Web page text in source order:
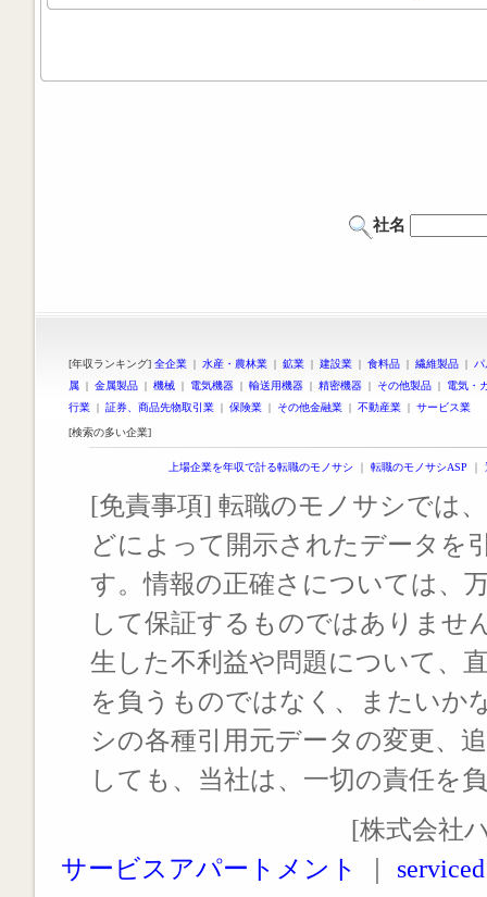
社名
[年収ランキング] 全企業 | 水産・農林業 | 鉱業 | 建設業 | 食料品 | 繊維製品 |
属 | 金属製品 | 機械 | 電気機器 | 輸送用機器 | 精密機器 | その他製品 | 電気・
行業 | 証券、商品先物取引業 | 保険業 | その他金融業 | 不動産業 | サービス業
[検索の多い企業]
上場企業を年収で計る転職のモノサシ ｜ 転職のモノサシASP ｜
[免責事項] 転職のモノサシでは
どによって開示されたデータを
す。情報の正確さについては、
して保証するものではありませ
生した不利益や問題について、
を負うものではなく、またいか
シの各種引用元データの変更、
しても、当社は、一切の責任を
[株式会社
サービスアパートメント